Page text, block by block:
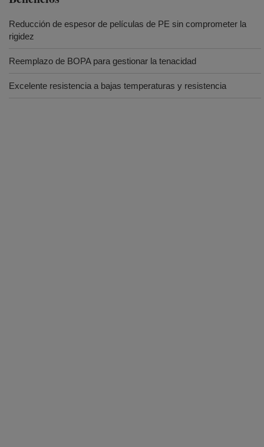
Reducción de espesor de películas de PE sin comprometer la
rigidez
Reemplazo de BOPA para gestionar la tenacidad
Excelente resistencia a bajas temperaturas y resistencia